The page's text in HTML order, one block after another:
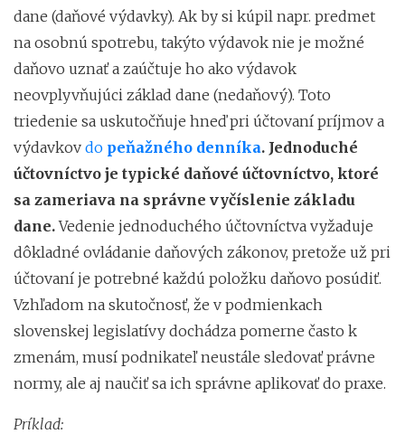
dane (daňové výdavky). Ak by si kúpil napr. predmet
na osobnú spotrebu, takýto výdavok nie je možné
daňovo uznať a zaúčtuje ho ako výdavok
neovplyvňujúci základ dane (nedaňový). Toto
triedenie sa uskutočňuje hneď pri účtovaní príjmov a
výdavkov do peňažného denníka. Jednoduché
účtovníctvo je typické daňové účtovníctvo, ktoré
sa zameriava na správne vyčíslenie základu
dane.Vedenie jednoduchého účtovníctva vyžaduje
dôkladné ovládanie daňových zákonov, pretože už pri
účtovaní je potrebné každú položku daňovo posúdiť.
Vzhľadom na skutočnosť, že v podmienkach
slovenskej legislatívy dochádza pomerne často k
zmenám, musí podnikateľ neustále sledovať právne
normy, ale aj naučiť sa ich správne aplikovať do praxe.
Príklad: